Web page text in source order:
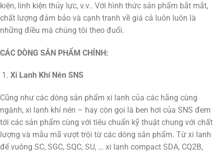
kiện, linh kiện thủy lực, v.v.. Với hình thức sản phẩm bắt mắt,
chất lượng đảm bảo và cạnh tranh về giá cả luôn luôn là
những điều mà chúng tôi theo đuổi.
CÁC DÒNG SẢN PHẨM CHÍNH:
Xi Lanh Khí Nén SNS
Cũng như các dòng sản phẩm xi lanh của các hãng cùng
ngành, xi lanh khí nén – hay còn gọi là ben hơi của SNS đem
tới các sản phẩm cùng với tiêu chuẩn kỹ thuật chung với chất
lượng và mẫu mã vượt trội từ các dòng sản phẩm. Từ xi lanh
đế vuông SC, SGC, SQC, SU, … xi lanh compact SDA, CQ2B,